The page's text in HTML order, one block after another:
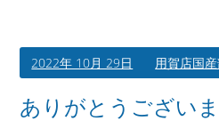
2022年 10月 29日 用賀店国
ありがとうござい